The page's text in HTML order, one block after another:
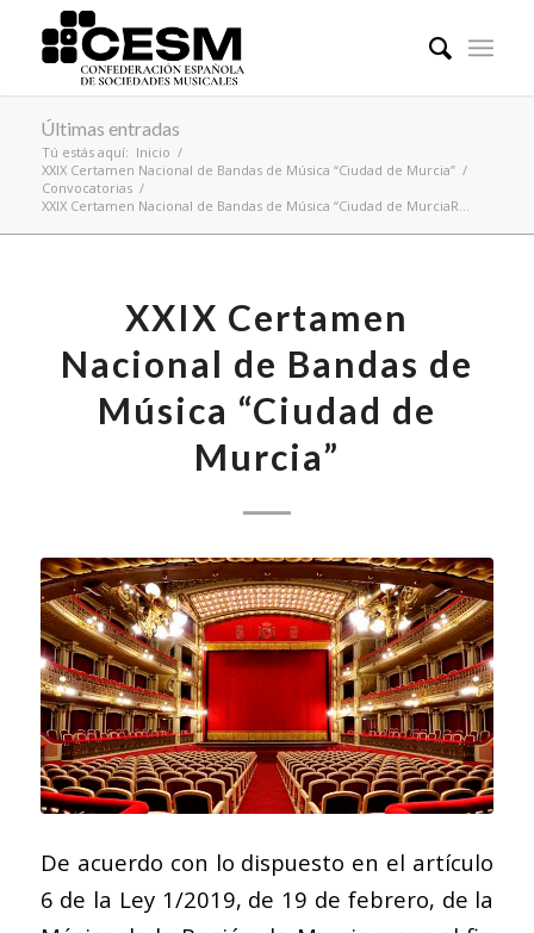
Últimas entradas
Tú estás aquí: Inicio /
XXIX Certamen Nacional de Bandas de Música “Ciudad de Murcia” /
Convocatorias /
XXIX Certamen Nacional de Bandas de Música “Ciudad de MurciaR...
XXIX Certamen
Nacional de Bandas de
Música “Ciudad de
Murcia”
De acuerdo con lo dispuesto en el artículo
6 de la Ley 1/2019, de 19 de febrero, de la